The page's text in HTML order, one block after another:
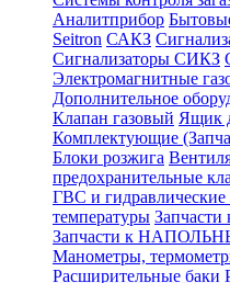
Аналитприбор
Seitron САКЗ
Сигнализаторы СИКЗ
Электромагнитные
Дополнительное
Клапан газовый Ящик
Комплектующие
Блоки розжига
предохранительные
ГВС и
температуры
Запчасти к
Манометры,
Расширительные баки